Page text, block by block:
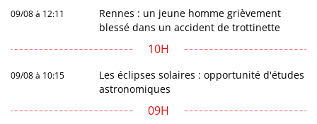
09/08 à 12:11
Rennes : un jeune homme grièvement
blessé dans un accident de trottinette
10H
09/08 à 10:15
Les éclipses solaires : opportunité d'études
astronomiques
09H